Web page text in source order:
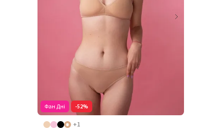
Фан Дні -52%
+1